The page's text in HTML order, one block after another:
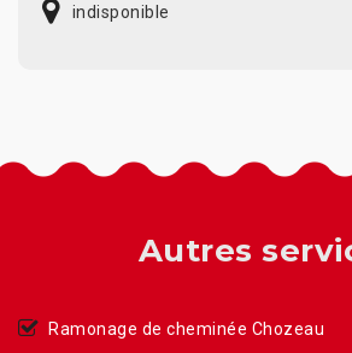
indisponible
Autres
Ramonage de cheminée Chozeau